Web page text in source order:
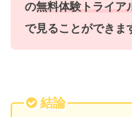
の無料体験トライア
で見ることができま
結論